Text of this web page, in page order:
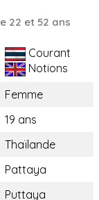
22 et 52 ans
Courant
Notions
Femme
19 ans
Thaïlande
Pattaya
Puttaya